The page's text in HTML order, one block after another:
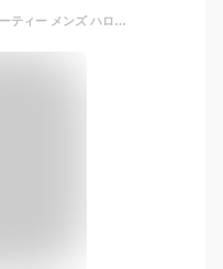
海賊 パイレーツ メンズ 男性用 パーティー メンズ ハロウィン衣装 ハロウィーン ビューティーストライプ 男性用 パーティーグッズ パイレーツ コスプレ コスチューム 仮装 衣装 イベント 衣装 メンズ 送料無料 6点セット